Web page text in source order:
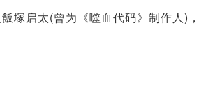
塚启太(曾为《噬血代码》制作人)